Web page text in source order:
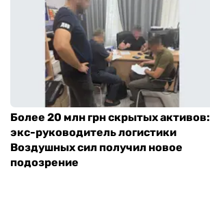
Более 20 млн грн скрытых активов:
экс-руководитель логистики
Воздушных сил получил новое
подозрение